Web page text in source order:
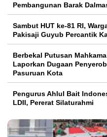
Pembangunan Barak
Sambut HUT ke-81 RI,
Pakisaji Guyub Percantik
Berbekal Putusan
Laporkan Dugaan
Pasuruan Kota
Pengurus Ahlul Bait
LDII, Pererat Silaturahmi